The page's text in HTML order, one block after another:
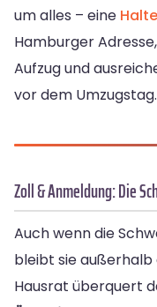
um alles – eine
Hamburger
Aufzug und
vor dem Umzugstag.
Zoll & Anmeldung: Die
Auch wenn die
bleibt sie außerhalb
Hausrat überquert